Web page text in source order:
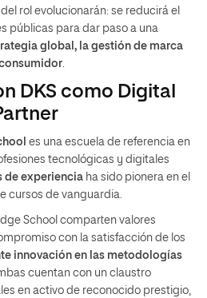
rol evolucionarán: se reducirá el
públicas para dar paso a una
global, la gestión de marca
.
DKS como Digital
es una escuela de referencia en
tecnológicas y digitales
de experiencia ha sido pionera en el
cursos de vanguardia.
School comparten valores
con la satisfacción de los
innovación en las metodologías
cuentan con un claustro
en activo de reconocido prestigio,